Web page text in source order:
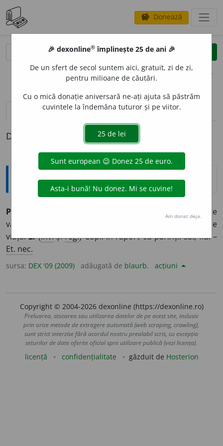
savings Donează
clear
opțiuni
definiții (1) pronunțievolume_up (17)
Definiția cu ID-ul 880109:
Explicative DEX
PRUNC,
) Copil (indiferent de
vârstă sau sex); (sens curent) copil în primele luni de
viață.2.(Înv.șireg.) Copil în raport cu părinții săi; fiu. –
Et. nec.
sursa: DEX '09 (2009) adăugată de blaurb. acțiuni
Copyright © 2004-2026 dexonline (https://dexonline.ro)
Preluarea, stocarea sau utilizarea datelor de pe acest site, inclusiv
prin orice metode de extragere automată (web scraping, crawling),
sunt strict interzise fără acordul nostru prealabil scris, cu excepția
seturilor de date oferite oficial spre utilizare publică (vezi licența).
licență confidențialitate găzduit de Hosterion
🎉 dexonline® împlinește 25 de ani 🎉
De un sfert de secol suntem aici, gratuit, zi de zi,
pentru milioane de căutări.
Cu o mică donație aniversară ne-ați ajuta să păstrăm
cuvintele la îndemâna tuturor și pe viitor.
Am donat deja.